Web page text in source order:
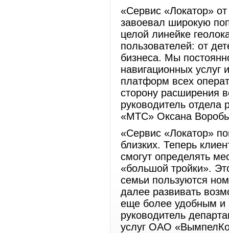
«Сервис «Локатор»
завоевал широкую
целой линейке
пользователей: от
бизнеса. Мы
навигационных услуг
платформ всех
сторону расширения
руководитель
«МТС» Оксана
«Сервис «Локатор»
близких. Теперь
смогут определять
«большой тройки».
семьи пользуются
далее развивать
еще более удобным и
руководитель
услуг ОАО